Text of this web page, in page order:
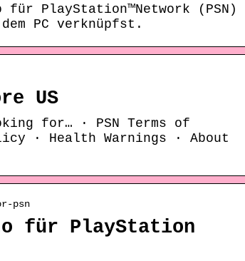
PlayStation™Network (PSN)
PC verknüpfst.
US
for… · PSN Terms of
· Health Warnings · About
psn
für PlayStation